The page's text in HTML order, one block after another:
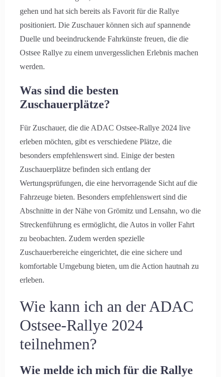
gehen und hat sich bereits als Favorit für die Rallye
positioniert. Die Zuschauer können sich auf spannende
Duelle und beeindruckende Fahrkünste freuen, die die
Ostsee Rallye zu einem unvergesslichen Erlebnis machen
werden.
Was sind die besten
Zuschauerplätze?
Für Zuschauer, die die ADAC Ostsee-Rallye 2024 live
erleben möchten, gibt es verschiedene Plätze, die
besonders empfehlenswert sind. Einige der besten
Zuschauerplätze befinden sich entlang der
Wertungsprüfungen, die eine hervorragende Sicht auf die
Fahrzeuge bieten. Besonders empfehlenswert sind die
Abschnitte in der Nähe von Grömitz und Lensahn, wo die
Streckenführung es ermöglicht, die Autos in voller Fahrt
zu beobachten. Zudem werden spezielle
Zuschauerbereiche eingerichtet, die eine sichere und
komfortable Umgebung bieten, um die Action hautnah zu
erleben.
Wie kann ich an der ADAC
Ostsee-Rallye 2024
teilnehmen?
Wie melde ich mich für die Rallye